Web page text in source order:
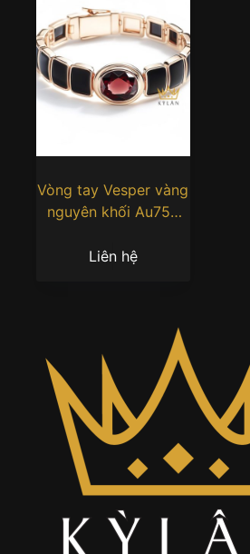
Vòng tay Vesper vàng
nguyên khối Au750
Liên hệ